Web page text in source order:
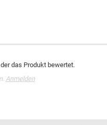
das Produkt bewertet.
Anmelden